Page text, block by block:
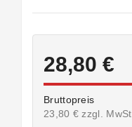
28,80 €
Bruttopreis
23,80 € zzgl. MwSt.